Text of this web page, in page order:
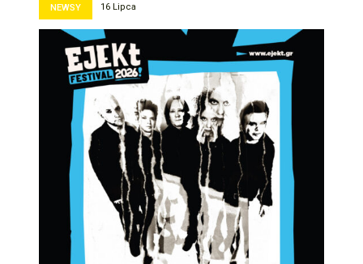
NEWSY 16 Lipca